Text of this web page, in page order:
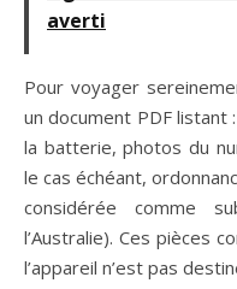
averti
Pour voyager
un document PDF listant
la batterie, photos du
le cas échéant,
considérée comme
l’Australie). Ces pièces
l’appareil n’est pas